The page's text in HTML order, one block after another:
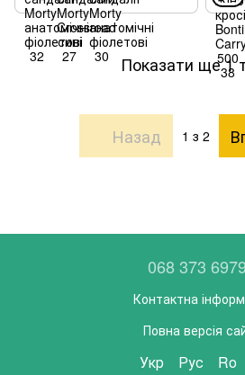
Показати ще 1
Назад 1 з 2
068 373 6979
Контактна
Повна версія
Укр Рус Ro